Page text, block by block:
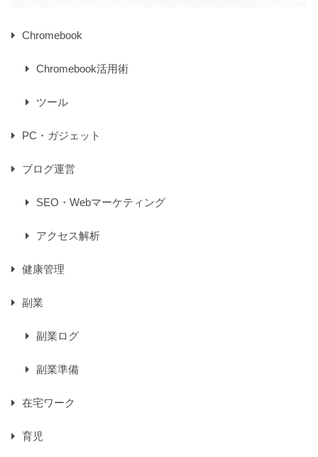
Chromebook
Chromebook活用術
ツール
PC・ガジェット
ブログ運営
SEO・Webマーケティング
アクセス解析
健康管理
副業
副業ログ
副業準備
在宅ワーク
育児